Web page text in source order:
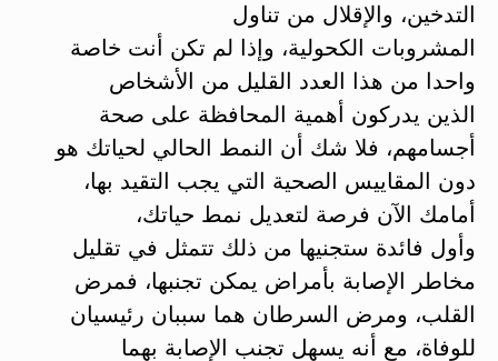
التدخين، والإقلال من تناول
المشروبات الكحولية، وإذا لم تكن أنت خاصة
واحدا من هذا العدد القليل من الأشخاص
الذين يدركون أهمية المحافظة على صحة
أجسامهم، فلا شك أن النمط الحالي لحياتك هو
دون المقاييس الصحية التي يجب التقيد بها،
أمامك الآن فرصة لتعديل نمط حياتك،
وأول فائدة ستجنيها من ذلك تتمثل في تقليل
مخاطر الإصابة بأمراض يمكن تجنبها، فمرض
القلب، ومرض السرطان هما سببان رئيسيان
للوفاة، مع أنه يسهل تجنب الإصابة بهما